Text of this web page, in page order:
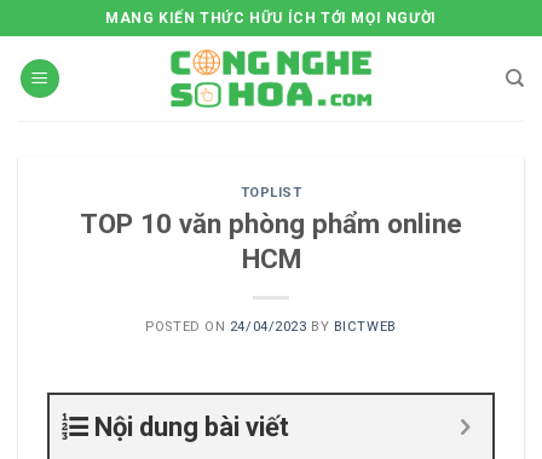
to
content
MANG KIẾN THỨC HỮU ÍCH TỚI MỌI NGƯỜI
TOPLIST
TOP 10 văn phòng phẩm online
HCM
POSTED ON 24/04/2023 BY BICTWEB
Nội dung bài viết